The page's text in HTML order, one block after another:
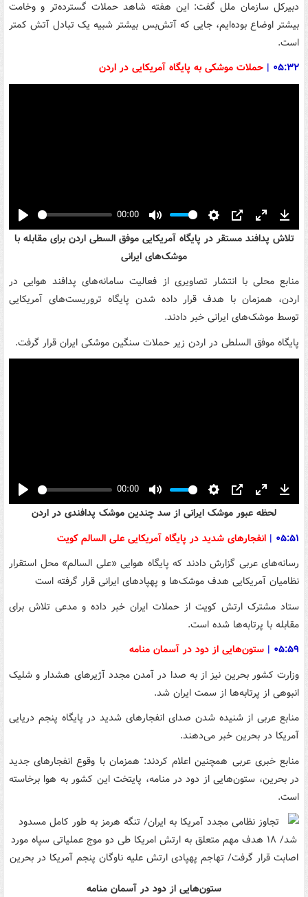
دبیرکل سازمان ملل گفت: این هفته شاهد حملات گسترده‌تر و وخامت
بیشتر اوضاع بوده‌ایم، جایی که آتش‌بس بیشتر شبیه یک تبادل آتش کمتر
است.
۰۵:۳۲ | حملات موشکی به پایگاه آمریکایی در اردن
Play
00:00
Mute Settings
PIP Enter
fullscreen
تلاش پدافند مستقر در پایگاه آمریکایی موفق السطی اردن برای مقابله با
موشک‌های ایرانی
منابع محلی با انتشار تصاویری از فعالیت سامانه‌های پدافند هوایی در
اردن، همزمان با هدف قرار داده شدن پایگاه تروریست‌های آمریکایی
توسط موشک‌های ایرانی خبر دادند.
پایگاه موفق السلطی در اردن زیر حملات سنگین موشکی ایران قرار گرفت.
Play
00:00
Mute Settings
PIP Enter
fullscreenلحظه عبور موشک ایرانی از سد چندین موشک پدافندی در اردن
۰۵:۵۱ | انفجارهای شدید در پایگاه آمریکایی علی السالم کویت
رسانه‌های عربی گزارش دادند که پایگاه هوایی «علی السالم» محل استقرار
نظامیان آمریکایی هدف موشک‌ها و پهپادهای ایرانی قرار گرفته است
ستاد مشترک ارتش کویت از حملات ایران خبر داده و مدعی تلاش برای
مقابله با پرتابه‌ها شده است.
۰۵:۵۹ | ستون‌هایی از دود در آسمان منامه
وزارت کشور بحرین نیز از به صدا در آمدن مجدد آژیرهای هشدار و شلیک
انبوهی از پرتابه‌ها از سمت ایران شد.
منابع عربی از شنیده شدن صدای انفجارهای شدید در پایگاه پنجم دریایی
آمریکا در بحرین خبر می‌دهند.
منابع خبری عربی همچنین اعلام کردند: همزمان با وقوع انفجارهای جدید
در بحرین، ستون‌هایی از دود در منامه، پایتخت این کشور به هوا برخاسته
است.
ستون‌هایی از دود در آسمان منامه